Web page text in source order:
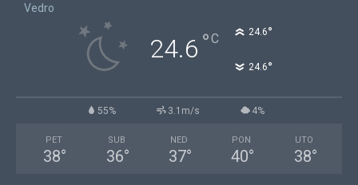
Vedro
24.6 °C 24.6°
24.6°
55% 3.1m/s 4%
PET
38°
SUB
36°
NED
37°
PON
40°
UTO
38°